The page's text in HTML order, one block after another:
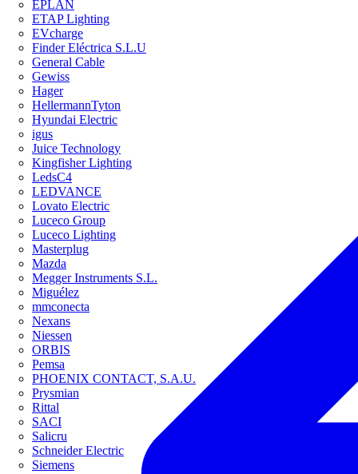
EPLAN
ETAP Lighting
EVcharge
Finder Eléctrica S.L.U
General Cable
Gewiss
Hager
HellermannTyton
Hyundai Electric
igus
Juice Technology
Kingfisher Lighting
LedsC4
LEDVANCE
Lovato Electric
Luceco Group
Luceco Lighting
Masterplug
Mazda
Megger Instruments S.L.
Miguélez
mmconecta
Nexans
Niessen
ORBIS
Pemsa
PHOENIX CONTACT, S.A.U.
Prysmian
Rittal
SACI
Salicru
Schneider Electric
Siemens